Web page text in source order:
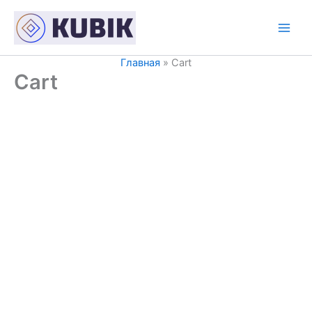
содержимому
Главная
Cart
Cart